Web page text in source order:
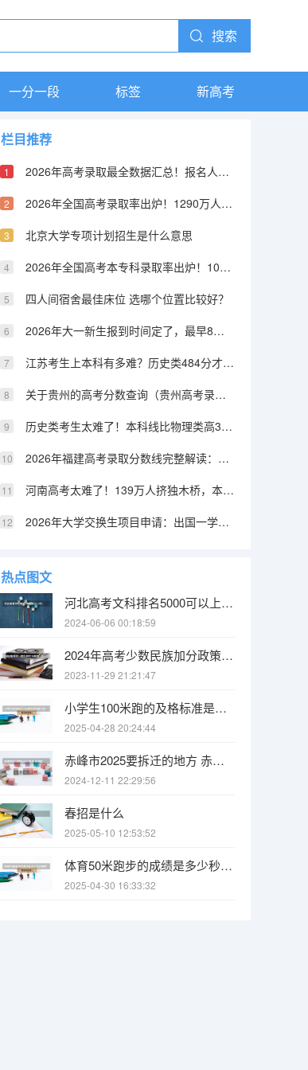
搜索
一分一段 标签 新高考
栏目推荐
2026年高考录取最全数据汇总！报名人数、录取率、各省排名一张表看懂
2026年全国高考录取率出炉！1290万人报名，本科率只有40%？
北京大学专项计划招生是什么意思
2026年全国高考本专科录取率出炉！10个人里8个有学上，但本科只有4个
四人间宿舍最佳床位 选哪个位置比较好？
2026年大一新生报到时间定了，最早8月底就开学，买票要趁早
江苏考生上本科有多难？历史类484分才能上本科，物理类456分
关于贵州的高考分数查询（贵州高考录取位次分数线近3年）
历史类考生太难了！本科线比物理类高30-50分，招生计划只有零头
2026年福建高考录取分数线完整解读：本科线458分历史类446分物理类
河南高考太难了！139万人挤独木桥，本科率只有30%
2026年大学交换生项目申请：出国一学期，费用及学分互认
热点图文
河北高考文科排名5000可以上211吗?
2024-06-06 00:18:59
2024年高考少数民族加分政策（2024年高考政策）
2023-11-29 21:21:47
小学生100米跑的及格标准是多少秒
2025-04-28 20:24:44
赤峰市2025要拆迁的地方 赤峰市2025要拆迁的地方
2024-12-11 22:29:56
春招是什么
2025-05-10 12:53:52
体育50米跑步的成绩是多少秒合格呢？
2025-04-30 16:33:32